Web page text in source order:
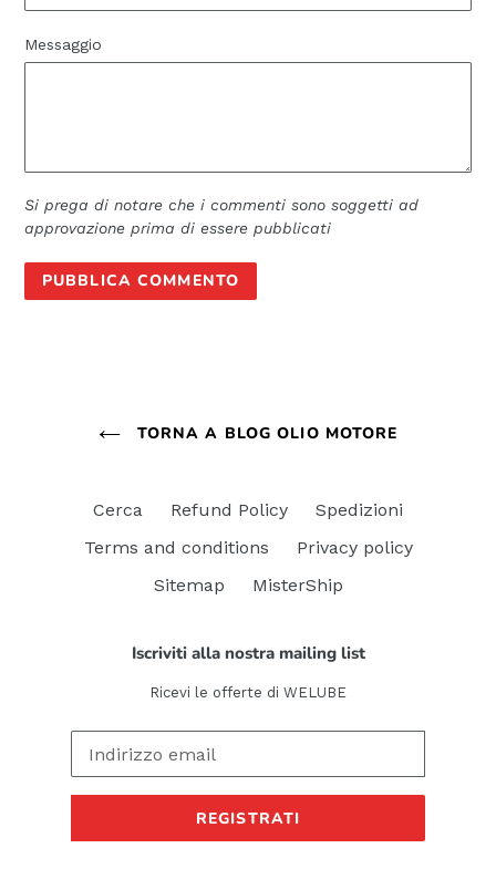
Messaggio
Si prega di notare che i commenti sono soggetti ad
approvazione prima di essere pubblicati
TORNA A BLOG OLIO MOTORE
Cerca Refund Policy
Spedizioni
Terms and conditions
Privacy policy
Sitemap
MisterShip
Iscriviti alla nostra mailing list
Ricevi le offerte di WELUBE
REGISTRATI